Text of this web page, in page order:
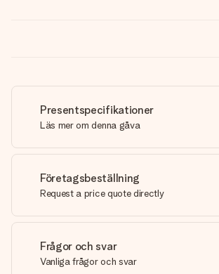
Presentspecifikationer
Läs mer om denna gåva
Företagsbeställning
Request a price quote directly
Frågor och svar
Vanliga frågor och svar